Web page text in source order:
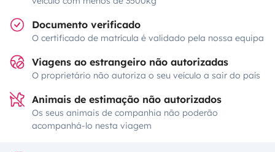
Documento verificado
O certificado de matrícula é validado pela nossa equipa
Viagens ao estrangeiro não autorizadas
O proprietário não autoriza o seu veículo a sair do país
Animais de estimação não autorizados
Os seus animais de companhia não poderão
acompanhá-lo nesta viagem